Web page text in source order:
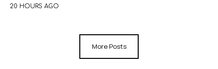
20 HOURS AGO
More Posts